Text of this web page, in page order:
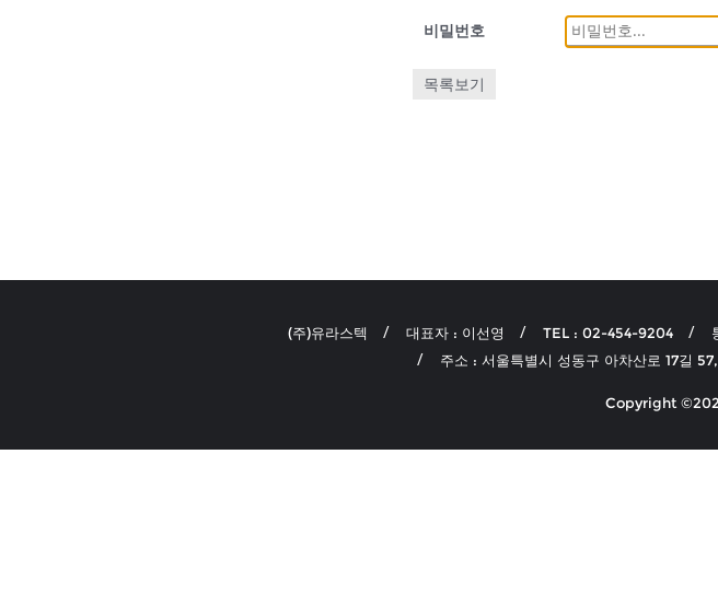
비밀번호
목록보기
(주)유라스텍 대표자 : 이선영 TEL : 02-454-9204
주소 : 서울특별시 성동구 아차산로 17길
Copyright